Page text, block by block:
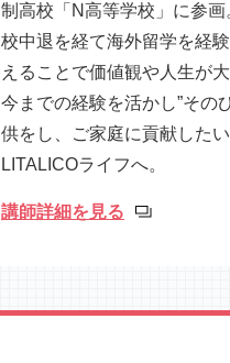
制高校「N高等学校」に参
校中退を経て海外留学を経
えることで価値観や人生が
今までの経験を活かし”その
供をし、ご家庭に貢献した
LITALICOライフへ。
講師詳細を見る